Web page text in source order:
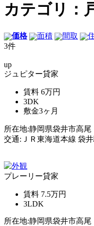
カテゴリ：
価格 面積 間取
3件
up
ジュピター貸家
賃料 6万円
3DK
敷金3ヶ月
所在地:静岡県袋井市高
交通:ＪＲ東海道本線 袋
プレーリー貸家
賃料 7.5万円
3LDK
所在地:静岡県袋井市高